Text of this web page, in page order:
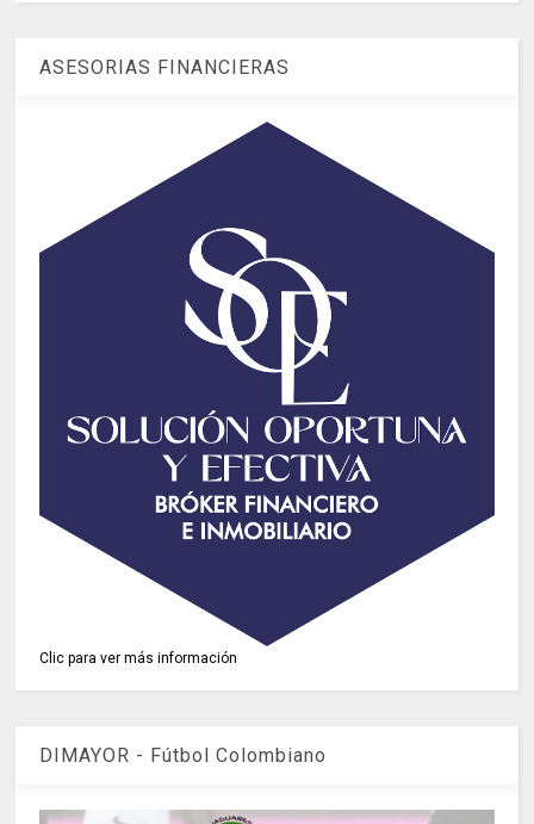
ASESORIAS FINANCIERAS
Clic para ver más información
DIMAYOR - Fútbol Colombiano